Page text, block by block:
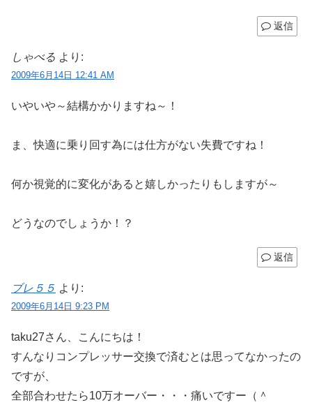
返信
しゃべる より:
2009年6月14日 12:41 AM
いやいや～結構かかりますね～！
ま、快適に乗り回す為には仕方がない失費ですね！
何か視覚的に変化があると嬉しかったりもしますが～
どうなのでしょうか！？
返信
ブレ５５ より:
2009年6月14日 9:23 PM
taku27さん、こんにちは！
すんなりコンプレッサー交換で済むとは思ってなかったの
ですが、
全部合わせたら10万オーバー・・・痛いですー（＾